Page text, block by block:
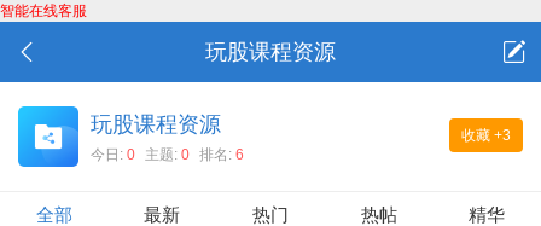
智能在线客服
玩股课程资源
收藏 +3
玩股课程资源
今日: 0 主题: 0 排名: 6
全部 最新 热门 热帖 精华